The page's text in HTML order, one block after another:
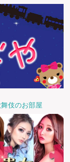
伎のお部屋